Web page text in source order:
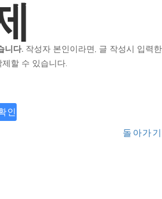
니다. 작성자 본인이라면, 글 작성시 입력한
할 수 있습니다.
돌아가기